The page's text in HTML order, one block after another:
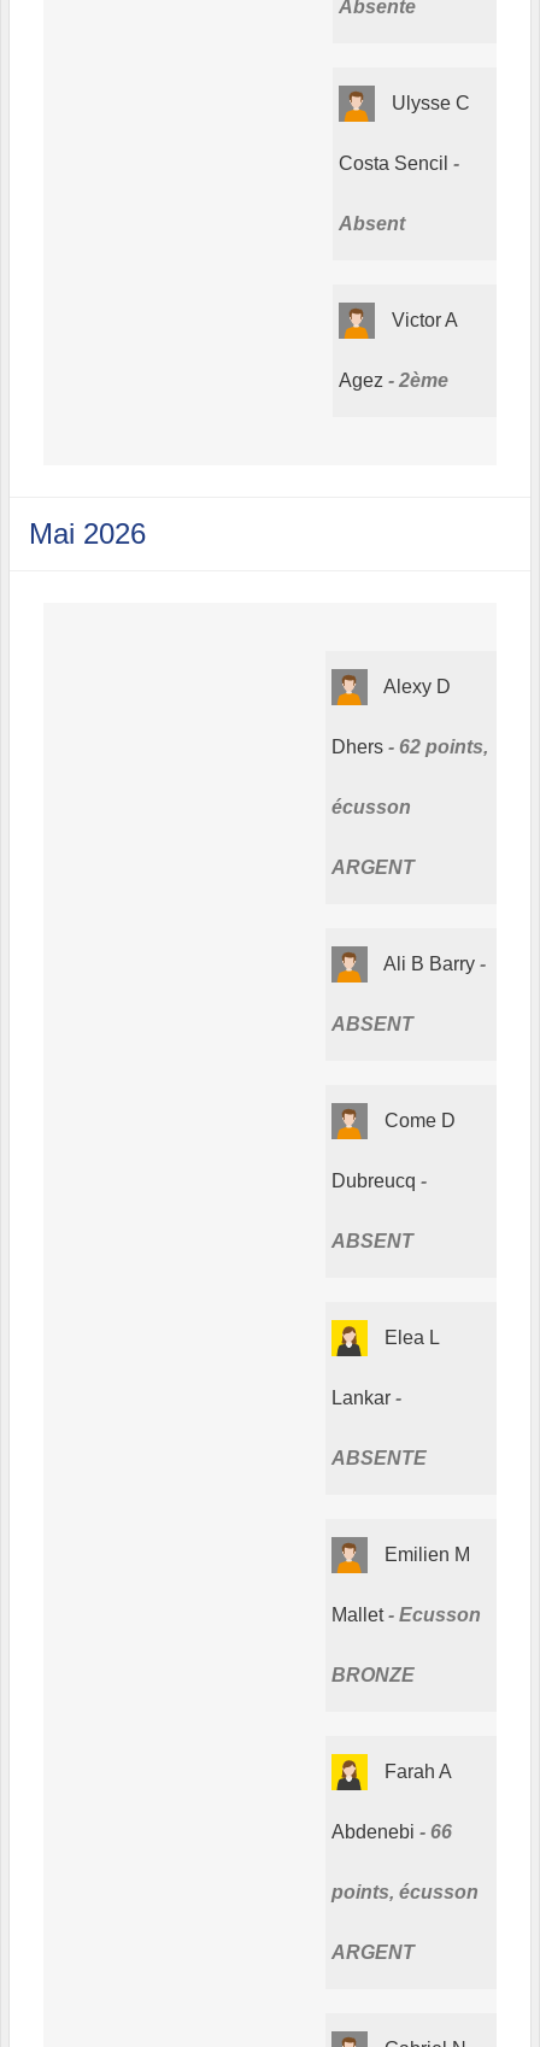
Absente
Ulysse C
Costa Sencil
Absent
Victor A
Agez 2ème
Mai 2026
Alexy D
Dhers 62 points,
écusson
ARGENT
Ali B Barry
ABSENT
Come D
Dubreucq
ABSENT
Elea L
Lankar
ABSENTE
Emilien M
Mallet Ecusson
BRONZE
Farah A
Abdenebi 66
points, écusson
ARGENT